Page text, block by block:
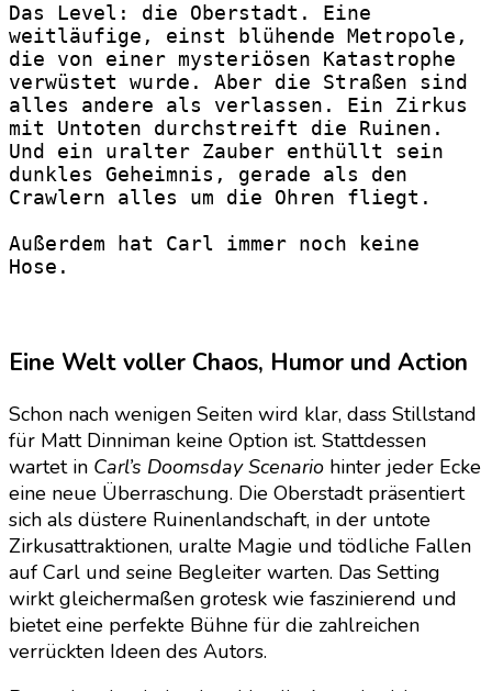
Das Level: die Oberstadt. Eine
weitläufige, einst blühende Metropole,
die von einer mysteriösen Katastrophe
verwüstet wurde. Aber die Straßen sind
alles andere als verlassen. Ein Zirkus
mit Untoten durchstreift die Ruinen.
Und ein uralter Zauber enthüllt sein
dunkles Geheimnis, gerade als den
Crawlern alles um die Ohren fliegt.
Außerdem hat Carl immer noch keine
Hose.
Eine Welt voller Chaos, Humor und Action
Schon nach wenigen Seiten wird klar, dass Stillstand
für Matt Dinniman keine Option ist. Stattdessen
wartet in Carl’s Doomsday Scenario hinter jeder Ecke
eine neue Überraschung. Die Oberstadt präsentiert
sich als düstere Ruinenlandschaft, in der untote
Zirkusattraktionen, uralte Magie und tödliche Fallen
auf Carl und seine Begleiter warten. Das Setting
wirkt gleichermaßen grotesk wie faszinierend und
bietet eine perfekte Bühne für die zahlreichen
verrückten Ideen des Autors.